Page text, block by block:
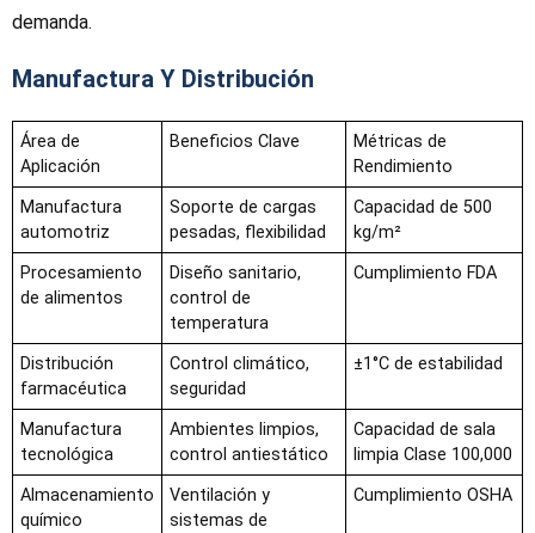
demanda.
Manufactura Y Distribución
Área de
Aplicación
Beneficios Clave
Métricas de
Rendimiento
Manufactura
automotriz
Soporte de cargas
pesadas, flexibilidad
Capacidad de 500
kg/m²
Procesamiento
de alimentos
Diseño sanitario,
control de
temperatura
Cumplimiento FDA
Distribución
farmacéutica
Control climático,
seguridad
±1°C de estabilidad
Manufactura
tecnológica
Ambientes limpios,
control antiestático
Capacidad de sala
limpia Clase 100,000
Almacenamiento
químico
Ventilación y
sistemas de
Cumplimiento OSHA